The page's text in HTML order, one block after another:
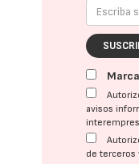
avisos
de terceros